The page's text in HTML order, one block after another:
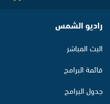
راديو الشمس
البث المباشر
قائمة البرامج
جدول البرامج